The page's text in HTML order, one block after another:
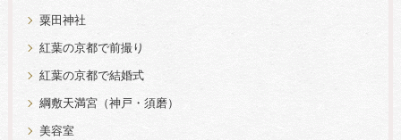
粟田神社
紅葉の京都で前撮り
紅葉の京都で結婚式
綱敷天満宮（神戸・須磨）
美容室